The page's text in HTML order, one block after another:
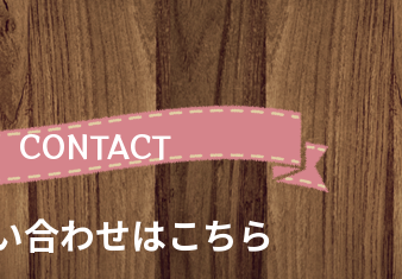
CONTACT
合わせはこちら